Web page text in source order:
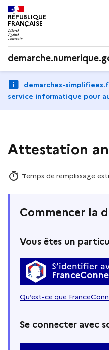
RÉPUBLIQUE
FRANÇAISE
demarches-
service informatique pour
Attestation
Temps de remplissage
Commencer la
Vous êtes un
S’identifier
Qu’est-ce que
Se connecter avec